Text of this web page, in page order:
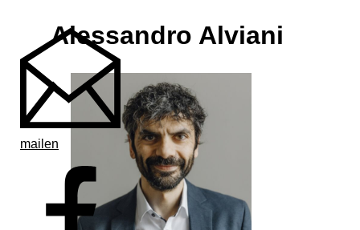
mailen
Alessandro Alviani